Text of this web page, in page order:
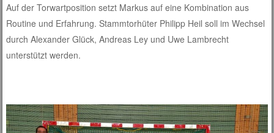
Auf der Torwartposition setzt Markus auf eine Kombination aus
Routine und Erfahrung. Stammtorhüter Philipp Heil soll im Wechsel
durch Alexander Glück, Andreas Ley und Uwe Lambrecht
unterstützt werden.